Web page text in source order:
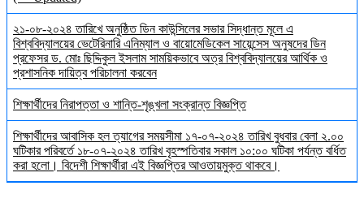
২১-০৮-২০২৪ তারিখে অনুষ্ঠিত ডিন কাউন্সিলের সভার সিদ্ধান্ত মূলে এ
বিশ্ববিদ্যালয়ের ভেটেরিনারি এনিম্যাল ও বায়োমেডিকেল সায়েন্সেস অনুষদের ডিন
প্রফেসর ড. মোঃ ছিদ্দিকুল ইসলাম সাময়িকভাবে অত্র বিশ্ববিদ্যালয়ের আর্থিক ও
প্রশাসনিক দায়িত্ব পরিচালনা করবেন
শিক্ষার্থীদের নিরাপত্তা ও শান্তি-শৃঙ্খলা সংক্রান্ত বিজ্ঞপ্তি
শিক্ষার্থীদের আবাসিক হল ত্যাগের সময়সীমা ১৭-০৭-২০২৪ তারিখ বুধবার বেলা ২.০০
ঘটিকার পরিবর্তে ১৮-০৭-২০২৪ তারিখ বৃহস্পতিবার সকাল ১০:০০ ঘটিকা পর্যন্ত বর্ধিত
করা হলো। বিদেশী শিক্ষার্থীরা এই বিজ্ঞপ্তির আওতায়মুক্ত থাকবে।